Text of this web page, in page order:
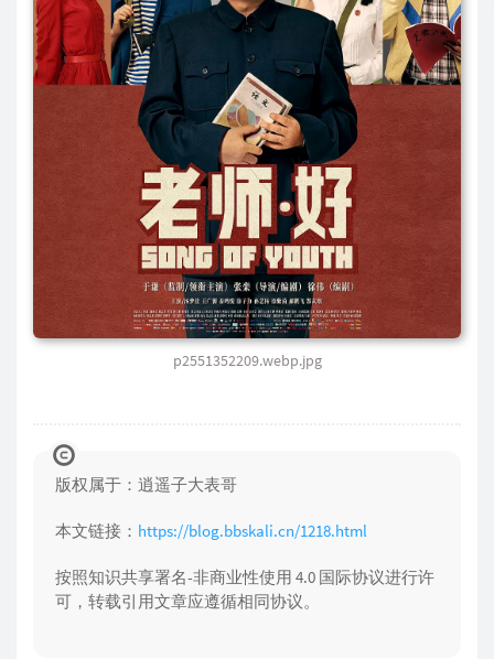
p2551352209.webp.jpg
版权属于：逍遥子大表哥
本文链接： https://blog.bbskali.cn/1218.html
按照知识共享署名-非商业性使用 4.0 国际协议进行许
可，转载引用文章应遵循相同协议。